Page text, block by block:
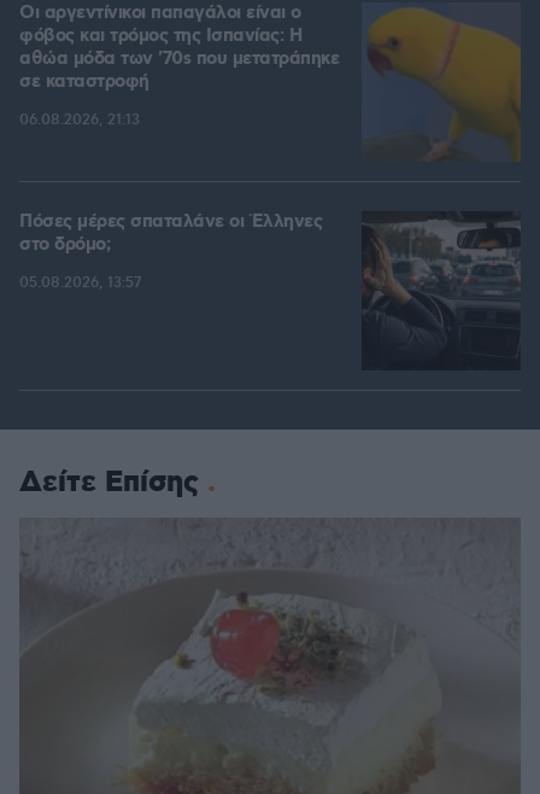
Οι αργεντίνικοι παπαγάλοι είναι ο
φόβος και τρόμος της Ισπανίας: Η
αθώα μόδα των '70s που μετατράπηκε
σε καταστροφή
06.08.2026, 21:13
Πόσες μέρες σπαταλάνε οι Έλληνες
στο δρόμο;
05.08.2026, 13:57
Δείτε Επίσης